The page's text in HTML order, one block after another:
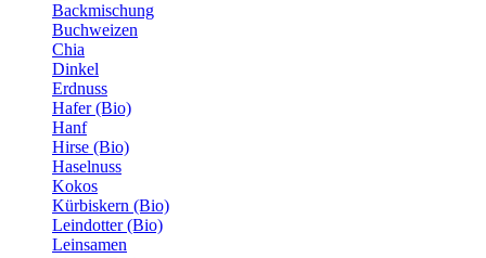
Backmischung
Buchweizen
Chia
Dinkel
Erdnuss
Hafer (Bio)
Hanf
Hirse (Bio)
Haselnuss
Kokos
Kürbiskern (Bio)
Leindotter (Bio)
Leinsamen